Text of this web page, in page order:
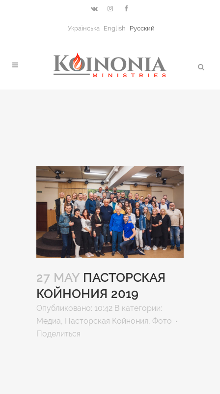
Українська English Русский
27 MAY ПАСТОРСКАЯ
КОЙНОНИЯ 2019
Опубликовано: 10:42 В категории:
Медиа Пасторская Койнония Фото
Поделиться